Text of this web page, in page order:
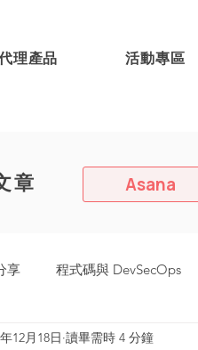
理產品 活動專區
章 Asana
享 程式碼與 DevSecOps
(原:Easy Redmine)
12月18日 讀畢需時 4 分鐘